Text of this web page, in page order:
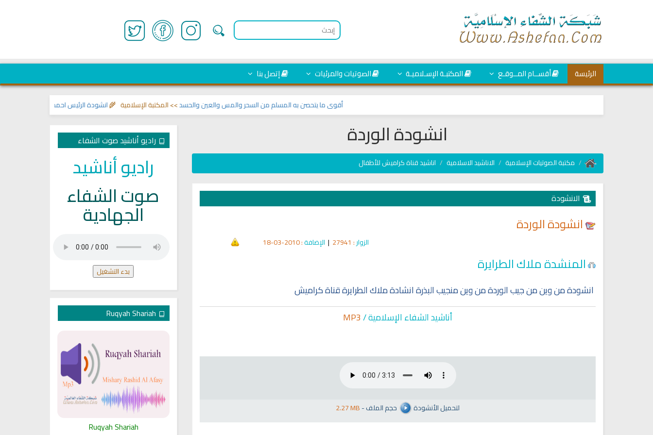
الرئيسة أقســام المــوقـع المكتبـة الإسـلاميـة الصوتيات والمرئيات إتصل بنا
انشودة الرئيس احمد الشرع أقوى ما يتحصن به المسلم من السحر والمس والعين والحسد>> المكتبة الإسلامية 🌾
انشودة الوردة
مكتبة الصوتيات الإسلامية الاناشيد الاسلامية اناشيد قناة كراميش للأطفال
الانشودة
انشودة الوردة
الزوار: 27941
| الإضافة: 2010-03-18
المنشدة ملاك الطرايرة
انشودة من وين من جيب الوردة من وين منجيب البذرة انشادة ملاك الطرايرة قناة كراميش
أناشيد الشفاء الإسلامية /MP3
2.27 MB- لتحميل الأنشودة حجم الملف
راديو أناشيد صوت الشفاء
راديو أناشيد
صوت الشفاء
الجهادية
بدء التشغيل
Ruqyah Shariah